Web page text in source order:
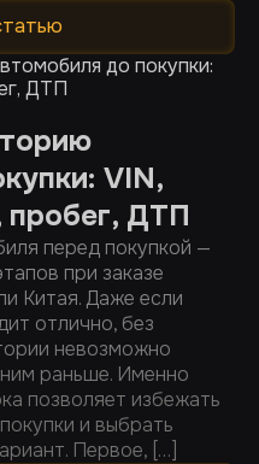
VIN,
пробег, ДТП
перед покупкой —
при заказе
Китая. Даже если
отлично, без
невозможно
раньше. Именно
позволяет избежать
и выбрать
Первое, […]